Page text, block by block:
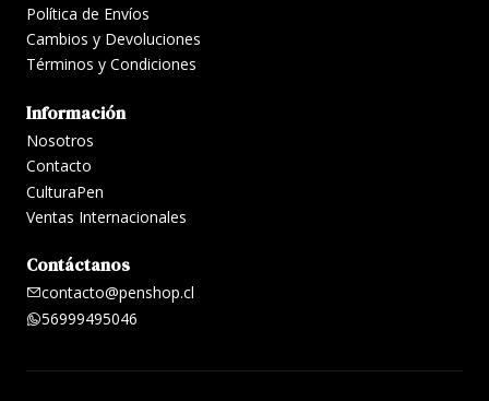
Política de Envíos
Cambios y Devoluciones
Términos y Condiciones
Información
Nosotros
Contacto
CulturaPen
Ventas Internacionales
Contáctanos
contacto@penshop.cl
56999495046